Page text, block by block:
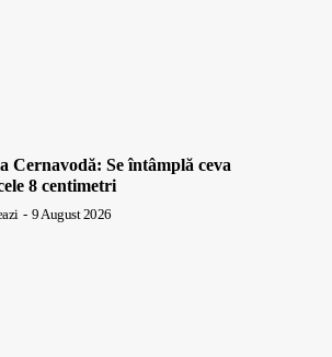
Se întâmplă ceva
8 centimetri
- 9 August 2026